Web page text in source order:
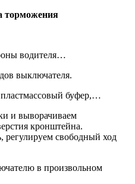
торможения
водителя…
выключателя.
буфер,…
и выворачиваем
кронштейна.
регулируем свободный ход
в произвольном